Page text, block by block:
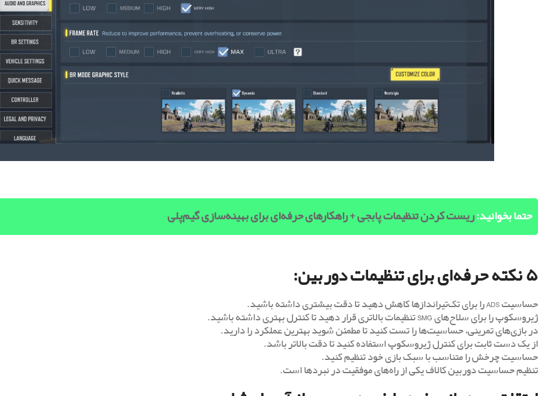
حتما بخوانید:ریست کردن تنظیمات پابجی + راهکارهای حرفه‌ای برای بهینه‌سازی گیم‌پلی
۵ نکته حرفه‌ای برای تنظیمات دوربین:
حساسیت ADS را برای تک‌تیراندازها کاهش دهید تا دقت بیشتری داشته باشید.
ژیروسکوپ را برای سلاح‌هایSMGتنظیمات بالاتری قرار دهید تا کنترل بهتری داشته باشید.
در بازی‌های تمرینی، حساسیت‌ها را تست کنید تا مطمئن شوید بهترین عملکرد را دارید.
از یک دست ثابت برای کنترل ژیروسکوپ استفاده کنید تا دقت بالاتر باشد.
حساسیت چرخش را متناسب با سبک بازی خود تنظیم کنید.
تنظیم حساسیت دوربین کالاف یکی از راه‌های موفقیت در نبردها است.